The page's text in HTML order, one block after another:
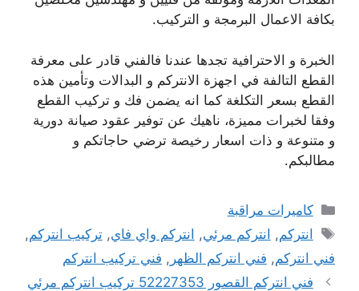
بكافة الاعمال البرمجة و التركيب.
الخبرة و الاحترافية تجدها عندنا فالفني قادر على معرفة
القطع التالفة في اجهزة الانتركم و البدالات وتأمين هذه
القطع بسعر التكلغة كما انه يضمن فك و تركيب القطع
وفقا لخبرات مميزة، ناهيك عن توفير عقود صيانة دورية
و متنوعة و ذات اسعار رخيصة ترضي حاجاتكم و
مطالبكم.
التصنيفات
كاميرات مراقبة
الوسوم
انتركم, انتركم مرئي, انتركم واي فاي,تركيب انتركم,
فني انتركم, فني انتركم الظهر , فني تركيب انتركم
فني انتركم القصور 52227353 تركيب انتركم مرئي